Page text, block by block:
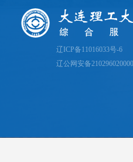
辽ICP备11016033号-6
辽公网安备